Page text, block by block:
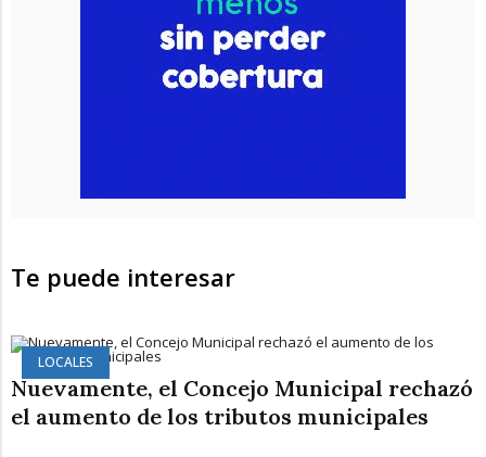
Te puede interesar
LOCALES
Nuevamente, el Concejo Municipal rechazó
el aumento de los tributos municipales